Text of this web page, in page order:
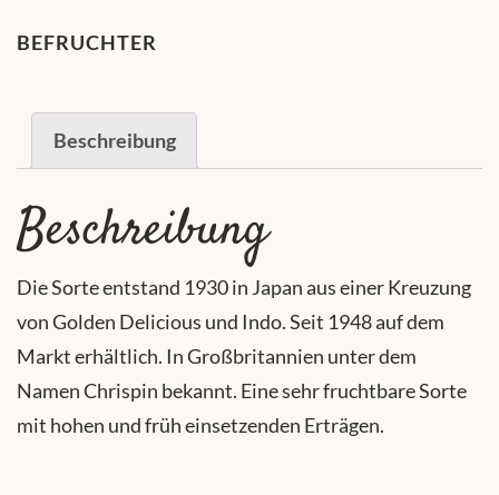
BEFRUCHTER
Beschreibung
Beschreibung
Die Sorte entstand 1930 in Japan aus einer Kreuzung
von Golden Delicious und Indo. Seit 1948 auf dem
Markt erhältlich. In Großbritannien unter dem
Namen Chrispin bekannt. Eine sehr fruchtbare Sorte
mit hohen und früh einsetzenden Erträgen.